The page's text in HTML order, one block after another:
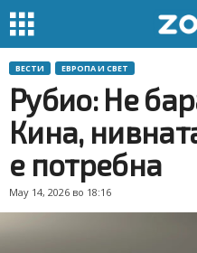
ВЕСТИ ЕВРОПА И СВЕТ
Рубио: Не
Кина,
е потребна
May 14, 2026 во 18:16